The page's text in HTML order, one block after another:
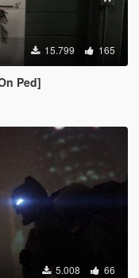
15.799 165
Ped]
5.008 66